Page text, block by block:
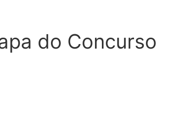
do Concurso